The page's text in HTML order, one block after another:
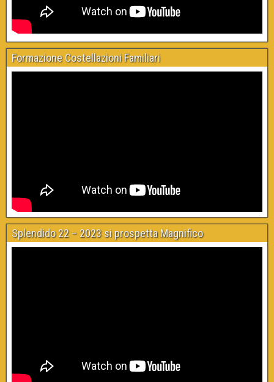
Formazione Costellazioni Familiari
Splendido 22 – 2023 si prospetta Magnifico